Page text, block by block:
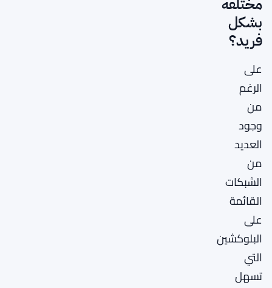
مختلفة
بشكل
فريد؟
على
الرغم
من
وجود
العديد
من
الشبكات
القائمة
على
البلوكشين
التي
تسهل